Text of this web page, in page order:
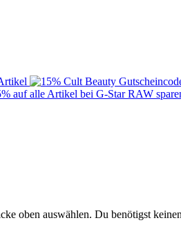
oben auswählen. Du benötigst